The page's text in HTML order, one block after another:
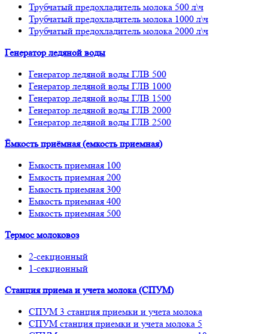
Трубчатый предохладитель молока 500 л\ч
Трубчатый предохладитель молока 1000 л\ч
Трубчатый предохладитель молока 2000 л\ч
Генератор ледяной воды
Генератор ледяной воды ГЛВ 500
Генератор ледяной воды ГЛВ 1000
Генератор ледяной воды ГЛВ 1500
Генератор ледяной воды ГЛВ 2000
Генератор ледяной воды ГЛВ 2500
Ёмкость приёмная (емкость приемная)
Емкость приемная 100
Емкость приемная 200
Емкость приемная 300
Емкость приемная 400
Емкость приемная 500
Термос молоковоз
2-секционный
1-секционный
Станция приема и учета молока (СПУМ)
СПУМ 3 станция приемки и учета молока
СПУМ станция приемки и учета молока 5